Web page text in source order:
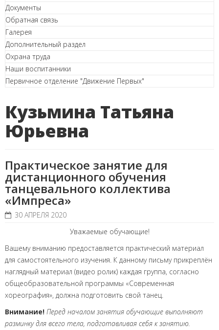
Документы
Обратная связь
Галерея
Дополнительный раздел
Охрана труда
Наши воспитанники
Первичное отделение "Движение Первых"
Кузьмина Татьяна
Юрьевна
Практическое занятие для
дистанционного обучения
танцевального коллектива
«Импреса»
30 АПРЕЛЯ 2020
Уважаемые обучающие!
Вашему вниманию предоставляется практический материал
для самостоятельного изучения. К данному письму прикреплён
наглядный материал (видео ролик) каждая группа, согласно
общеобразовательной программы «Современная
хореография», должна подготовить свой танец.
Внимание! Перед началом занятия обучающие выполняют
разминку для всего тела, подготавливая себя к занятию.